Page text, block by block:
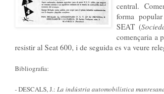
central.
forma
SEAT (
començaria a
resistir al Seat 600, i de seguida es va veure
Bibliografia:
- DESCALS, J.: La indústria automobilística